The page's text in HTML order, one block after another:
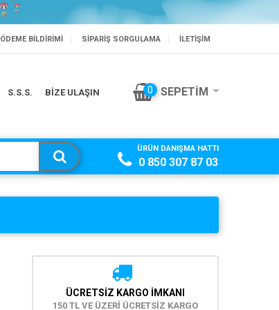
ÖDEME BILDIRIMI SIPARIŞ SORGULAMA İLETİŞİM
S.S.S. BİZE ULAŞIN 0 SEPETIM
ÜRÜN DANIŞMA HATTI
0 850 307 87 03
ÜCRETSIZ KARGO İMKANI
150 TL VE ÜZERİ ÜCRETSİZ KARGO